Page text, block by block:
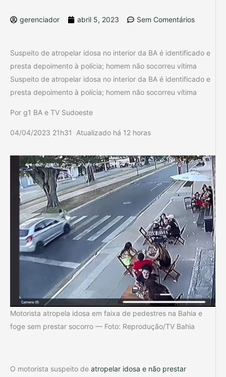
gerenciador abril 5, 2023 Sem Comentários
Suspeito de atropelar idosa no interior da BA é identificado e
presta depoimento à polícia; homem não socorreu vítima
Suspeito de atropelar idosa no interior da BA é identificado e
presta depoimento à polícia; homem não socorreu vítima
Por g1 BA e TV Sudoeste
04/04/2023 21h31 Atualizado há 12 horas
Motorista atropela idosa em faixa de pedestres na Bahia e
foge sem prestar socorro — Foto: Reprodução/TV Bahia
O motorista suspeito de atropelar idosa e não prestar